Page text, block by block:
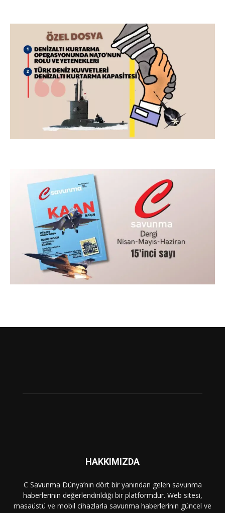
HAKKIMIZDA
C Savunma Dünya’nın dört bir yanından gelen savunma
haberlerinin değerlendirildiği bir platformdur. Web sitesi,
masaüstü ve mobil cihazlarla savunma haberlerinin güncel ve